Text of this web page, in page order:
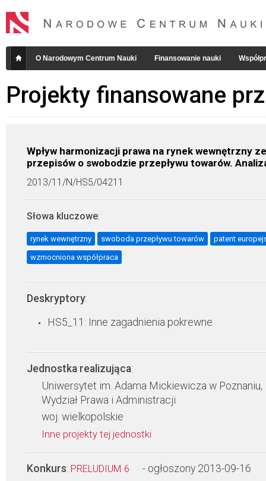
O Narodowym Centrum Nauki Finansowanie nauki
Projekty finansowane
Wpływ harmonizacji prawa na rynek wewnętrzny
przepisów o swobodzie przepływu towarów.
2013/11/N/HS5/04211
Słowa kluczowe:
rynek wewnętrzny swoboda przepływu towarów patent
wzmocniona współpraca
Deskryptory:
HS5_11: Inne zagadnienia pokrewne
Jednostka realizująca:
Uniwersytet im. Adama Mickiewicza w Poznaniu,
Wydział Prawa i Administracji
woj. wielkopolskie
Inne projekty tej jednostki
Konkurs: PRELUDIUM 6 - ogłoszony 2013-09-16